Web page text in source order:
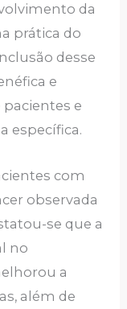
da
prática do
desse
e
pacientes e
específica.
com
observada
se que a
no
a
além de